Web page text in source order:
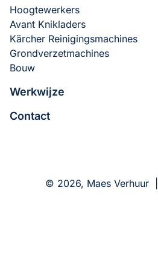
Koudwater Hogedrukreinigers
Warmwater Hogedrukreinigers
Schrobmachines
Veegmachines
Verdichtingsmachines
Bouwdrogers
Liften
Tuinmachines
Rijplaten
Hoogtewerkers
Avant Knikladers
Kärcher Reinigingsmachines
Grondverzetmachines
Bouw
Werkwijze
Contact
© 2026, Maes Verhuur |